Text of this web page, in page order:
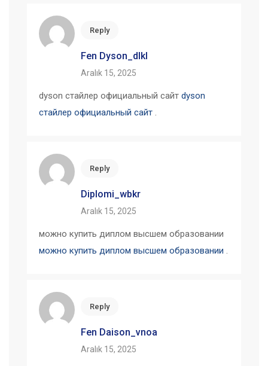
Reply
Fen Dyson_dlkl
Aralık 15, 2025
dyson стайлер официальный сайт dyson
стайлер официальный сайт .
Reply
Diplomi_wbkr
Aralık 15, 2025
можно купить диплом высшем образовании
можно купить диплом высшем образовании .
Reply
Fen Daison_vnoa
Aralık 15, 2025